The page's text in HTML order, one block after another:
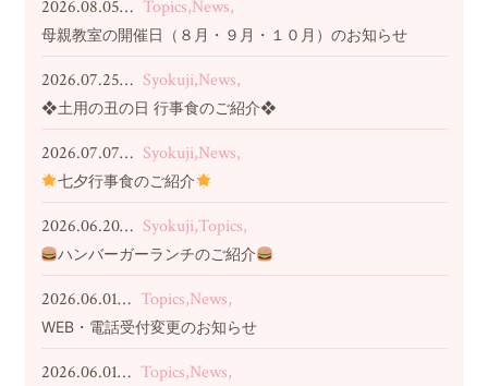
2026.08.05… Topics,News,
母親教室の開催日（８月・９月・１０月）のお知らせ
2026.07.25… Syokuji,News,
❖土用の丑の日 行事食のご紹介❖
2026.07.07… Syokuji,News,
七夕行事食のご紹介
2026.06.20… Syokuji,Topics,
ハンバーガーランチのご紹介
2026.06.01… Topics,News,
WEB・電話受付変更のお知らせ
2026.06.01… Topics,News,